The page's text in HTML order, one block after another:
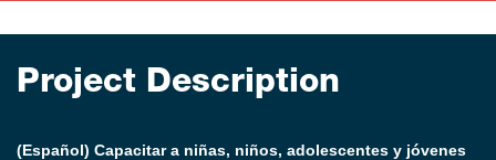
Project Description
(Español) Capacitar a niñas, niños, adolescentes y jóvenes